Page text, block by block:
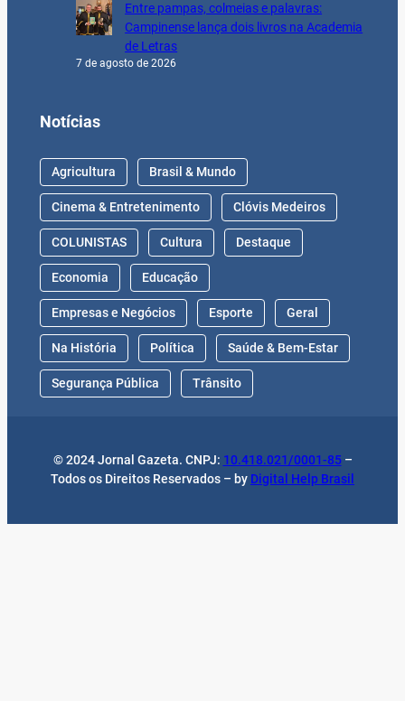
Entre pampas, colmeias e palavras:
Campinense lança dois livros na Academia
de Letras
7 de agosto de 2026
Notícias
Agricultura Brasil & Mundo
Cinema & Entretenimento Clóvis Medeiros
COLUNISTAS Cultura Destaque
Economia Educação
Empresas e Negócios Esporte Geral
Na História Política Saúde & Bem-Estar
Segurança Pública Trânsito
© 2024 Jornal Gazeta. CNPJ: 10.418.021/0001-85–
Todos os Direitos Reservados – by Digital Help Brasil